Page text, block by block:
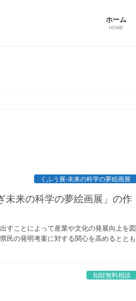
ホーム
HOME
くふう展-未来の科学の夢絵画展
未来の科学の夢絵画展」の作
すことによって産業や文化の発展向上を図
民の発明考案に対する関心を高めるととも
知財無料相談